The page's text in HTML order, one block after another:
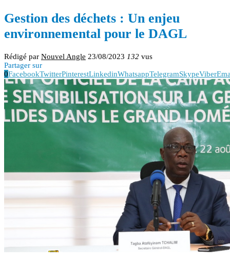
Gestion des déchets : Un enjeu
environnemental pour le DAGL
Rédigé par Nouvel Angle 23/08/2023 132 vus
Partager sur
0FacebookTwitterPinterestLinkedinWhatsappTelegramSkypeViber